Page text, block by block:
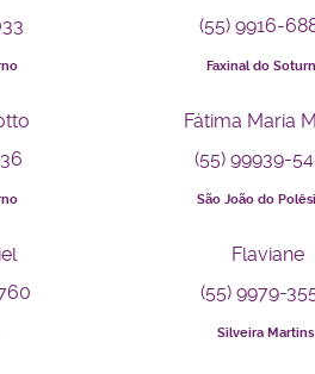
(55) 9916-
Faxinal do
Fátima Maria
(55) 99939-
São João do
Flaviane
(55) 9979-
Silveira Martins